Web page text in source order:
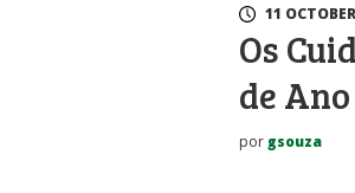
11
Os
de Ano
por gsouza